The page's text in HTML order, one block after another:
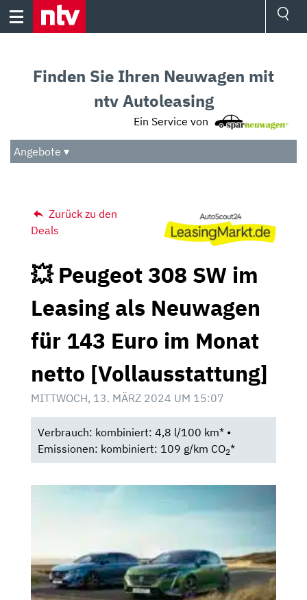
Skip
Audio
Das Beste
Finden Sie Ihren Neuwagen mit
ntv Autoleasing
Ein Service von
Angebote ▾
Zurück zu den
Deals
💥 Peugeot 308 SW im
Leasing als Neuwagen
für 143 Euro im Monat
netto [Vollausstattung]
MITTWOCH, 13. MÄRZ 2024 UM 15:07
Verbrauch: kombiniert: 4,8 l/100 km* •
Emissionen: kombiniert: 109 g/km CO2*